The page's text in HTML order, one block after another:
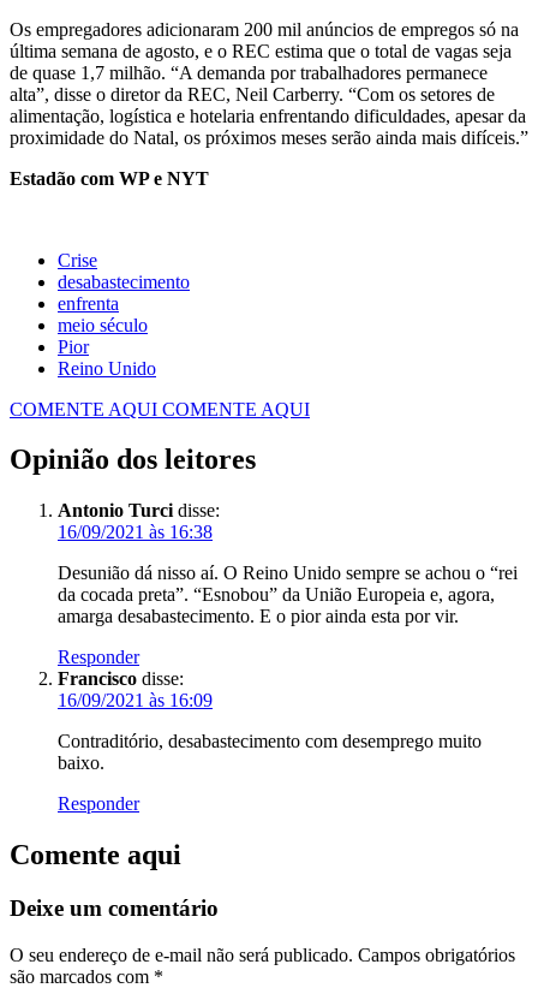
Os empregadores adicionaram 200 mil anúncios de empregos só na
última semana de agosto, e o REC estima que o total de vagas seja
de quase 1,7 milhão. “A demanda por trabalhadores permanece
alta”, disse o diretor da REC, Neil Carberry. “Com os setores de
alimentação, logística e hotelaria enfrentando dificuldades, apesar da
proximidade do Natal, os próximos meses serão ainda mais difíceis.”
Estadão com WP e NYT
Crise
desabastecimento
enfrenta
meio século
Pior
Reino Unido
COMENTE AQUI COMENTE AQUI
Opinião dos leitores
Antonio Turci disse:
16/09/2021 às 16:38
Desunião dá nisso aí. O Reino Unido sempre se achou o “rei
da cocada preta”. “Esnobou” da União Europeia e, agora,
amarga desabastecimento. E o pior ainda esta por vir.
Responder
Francisco disse:
16/09/2021 às 16:09
Contraditório, desabastecimento com desemprego muito
baixo.
Responder
Comente aqui
Deixe um comentário
O seu endereço de e-mail não será publicado. Campos obrigatórios
são marcados com *